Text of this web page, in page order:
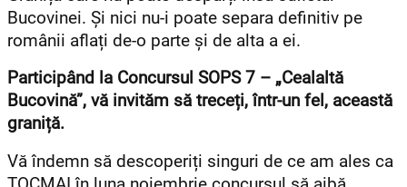
Bucovinei. Și nici nu-i poate separa definitiv pe
românii aflați de-o parte și de alta a ei.
Participând la Concursul SOPS 7 – „Cealaltă
Bucovină”, vă invităm să treceți, într-un fel, această
graniță.
Vă îndemn să descoperiți singuri de ce am ales ca